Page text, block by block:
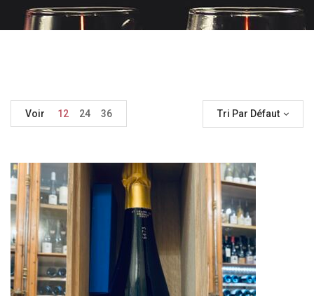
Tri Par Défaut
Voir 12 24 36